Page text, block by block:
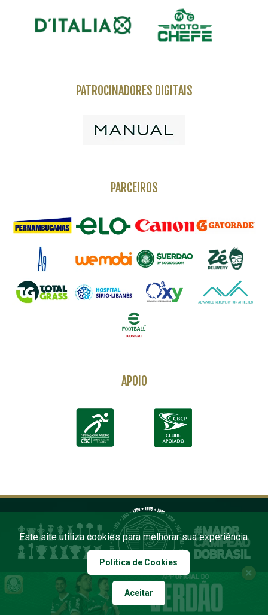
PATROCINADORES DIGITAIS
PARCEIROS
APOIO
COPYRIGHT 2026 PALMEIRAS. TODOS OS DIREITOS RESERVADOS
Este site utiliza cookies para melhorar sua experiência.
Política de Cookies
Aceitar